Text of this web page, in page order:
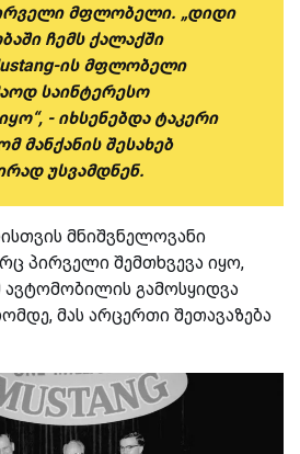
მფლობელი. „დიდი
ჩემს ქალაქში
ის მფლობელი
საინტერესო
- იხსენებდა ტაკერი
მანქანის შესახებ
უსვამდნენ.
მნიშვნელოვანი
პირველი შემთხვევა იყო,
ავტომობილის გამოსყიდვა
მას არცერთი შეთავაზება